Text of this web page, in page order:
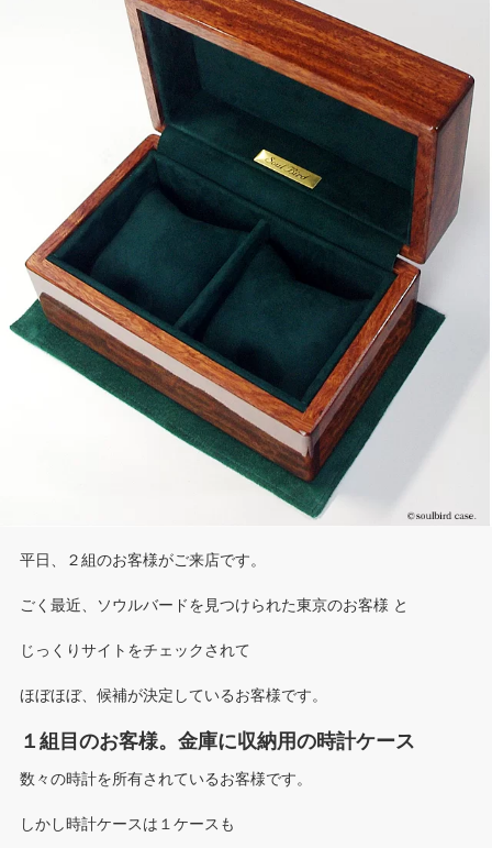
平日、２組のお客様がご来店です。
ごく最近、ソウルバードを見つけられた東京のお客様 と
じっくりサイトをチェックされて
ほぼほぼ、候補が決定しているお客様です。
１組目のお客様。金庫に収納用の時計ケース
数々の時計を所有されているお客様です。
しかし時計ケースは１ケースも